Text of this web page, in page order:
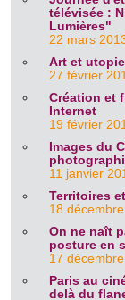
télévisée :
Lumières"
22 mars
Art et utopie
27 février
Création et
Internet
19 février
Images du
11 janvier
Territoires
18
On ne naît
posture en
17
Paris au
delà du